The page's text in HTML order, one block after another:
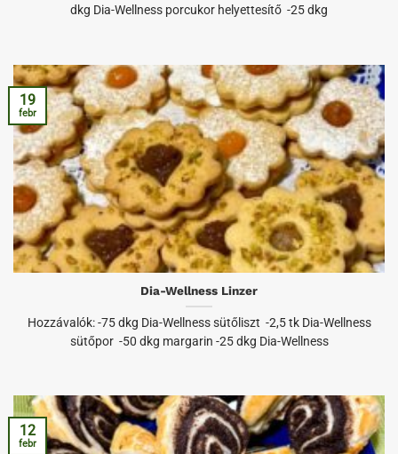
dkg Dia-Wellness porcukor helyettesítő -25 dkg
Dia-Wellness Linzer
Hozzávalók: -75 dkg Dia-Wellness sütőliszt -2,5 tk Dia-Wellness
sütőpor -50 dkg margarin -25 dkg Dia-Wellness
19
febr
12
febr